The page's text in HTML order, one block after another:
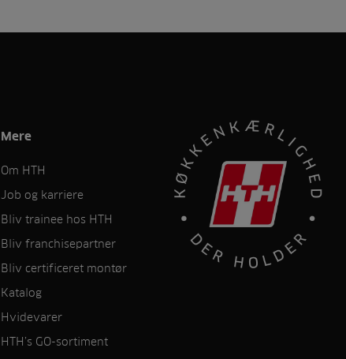
Mere
Om HTH
Job og karriere
Bliv trainee hos HTH
Bliv franchisepartner
Bliv certificeret montør
Katalog
Hvidevarer
HTH’s GO-sortiment